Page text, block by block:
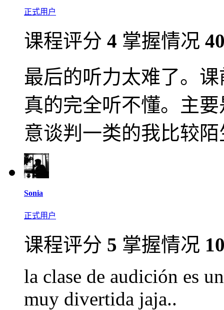
正式用户
课程评分 4 掌握情况
最后的听力太难了。
真的完全听不懂。主
意谈判一类的我比较陌
Sonia
正式用户
课程评分 5 掌握情况
la clase de audición es
muy divertida jaja..